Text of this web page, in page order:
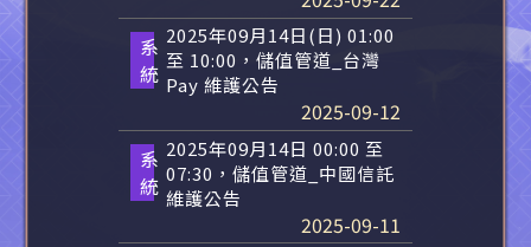
系
統
2025年09月14日(日) 01:00
至 10:00，儲值管道_台灣
Pay 維護公告
2025-09-12
系
統
2025年09月14日 00:00 至
07:30，儲值管道_中國信託
維護公告
2025-09-11